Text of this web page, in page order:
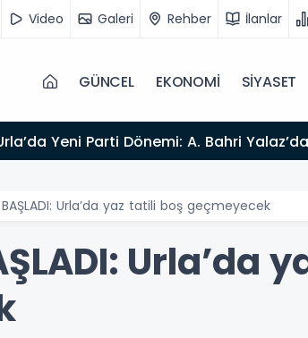
Video Galeri Rehber İlanlar
GÜNCEL EKONOMİ SİYASET
Yeni Parti Dönemi: A. Bahri
BAŞLADI: Urla’da yaz tatili boş geçmeyecek
Urla’da